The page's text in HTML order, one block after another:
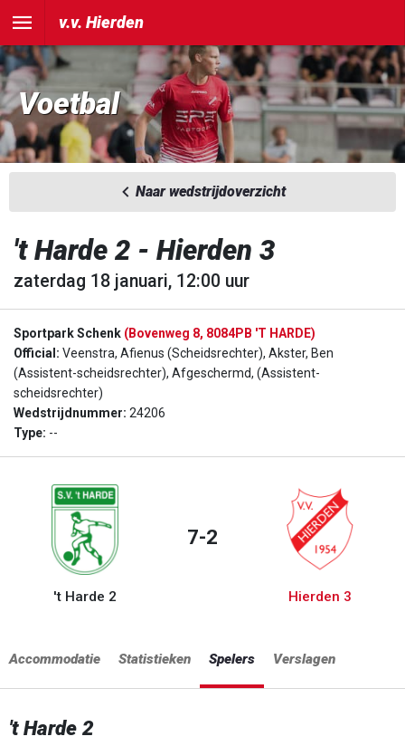
v.v. Hierden
Voetbal
Naar wedstrijdoverzicht
't Harde 2 - Hierden 3
zaterdag 18 januari, 12:00 uur
Sportpark Schenk (Bovenweg 8, 8084PB 'T HARDE)
Official: Veenstra, Afienus (Scheidsrechter), Akster, Ben
(Assistent-scheidsrechter), Afgeschermd, (Assistent-
scheidsrechter)
Wedstrijdnummer: 24206
Type: --
't Harde 2
7-2
Hierden 3
Accommodatie Statistieken Spelers Verslagen
't Harde 2